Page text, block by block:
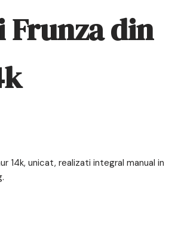
Frunza din
14k, unicat, realizati integral manual in